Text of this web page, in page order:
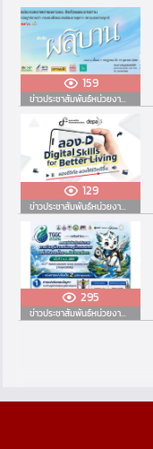
159
ข่าวประชาสัมพันธ์หน่วยงานอื่น
129
ข่าวประชาสัมพันธ์หน่วยงานอื่น
295
ข่าวประชาสัมพันธ์หน่วยงานอื่น